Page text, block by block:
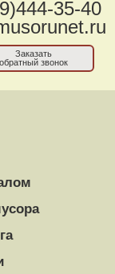
35-40
Заказать
обратный звонок